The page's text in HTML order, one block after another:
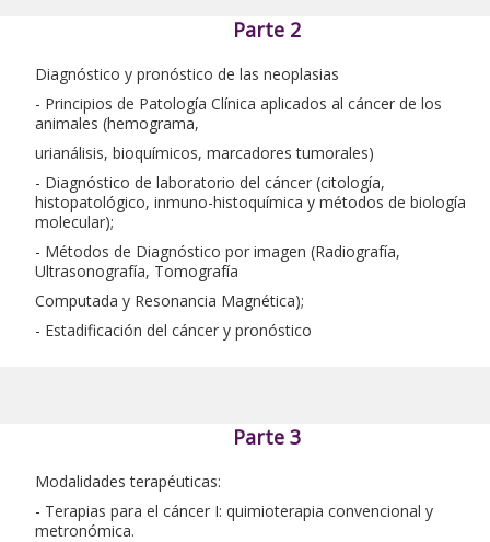
Parte 2
Diagnóstico y pronóstico de las neoplasias
- Principios de Patología Clínica aplicados al cáncer de los
animales (hemograma,
urianálisis, bioquímicos, marcadores tumorales)
- Diagnóstico de laboratorio del cáncer (citología,
histopatológico, inmuno-histoquímica y métodos de biología
molecular);
- Métodos de Diagnóstico por imagen (Radiografía,
Ultrasonografía, Tomografía
Computada y Resonancia Magnética);
- Estadificación del cáncer y pronóstico
Parte 3
Modalidades terapéuticas:
- Terapias para el cáncer I: quimioterapia convencional y
metronómica.